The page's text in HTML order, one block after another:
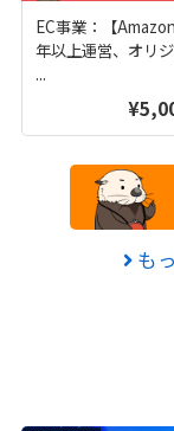
EC事業：【
年以上運営、オリ
...
も